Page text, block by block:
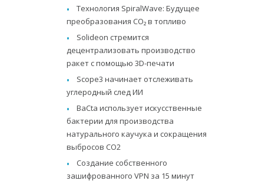
Технология SpiralWave: Будущее
преобразования CO₂ в топливо
Solideon стремится
децентрализовать производство
ракет с помощью 3D-печати
Scope3 начинает отслеживать
углеродный след ИИ
BaCta использует искусственные
бактерии для производства
натурального каучука и сокращения
выбросов CO2
Создание собственного
зашифрованного VPN за 15 минут